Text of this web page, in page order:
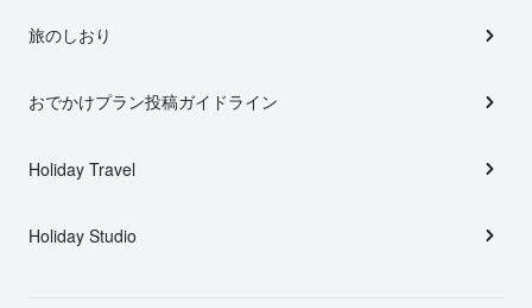
旅のしおり
おでかけプラン投稿ガイドライン
Holiday Travel
Holiday Studio